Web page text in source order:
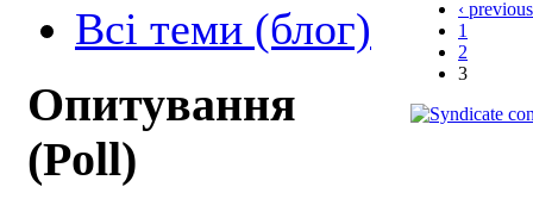
Всі теми (блог)
Опитування
(Poll)
‹ previous
1
2
3